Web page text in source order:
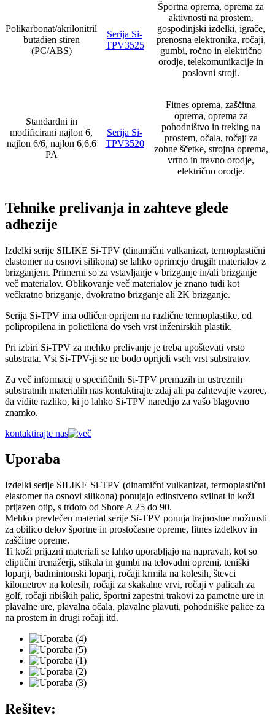
Polikarbonat/akrilonitril
butadien stiren
(PC/ABS)
Serija Si-
TPV3525
Športna oprema, oprema za
aktivnosti na prostem,
gospodinjski izdelki, igrače,
prenosna elektronika, ročaji,
gumbi, ročno in električno
orodje, telekomunikacije in
poslovni stroji.
Standardni in
modificirani najlon 6,
najlon 6/6, najlon 6,6,6
PA
Serija Si-
TPV3520
Fitnes oprema, zaščitna
oprema, oprema za
pohodništvo in treking na
prostem, očala, ročaji za
zobne ščetke, strojna oprema,
vrtno in travno orodje,
električno orodje.
Tehnike prelivanja in zahteve glede
adhezije
Izdelki serije SILIKE Si-TPV (dinamični vulkanizat, termoplastični
elastomer na osnovi silikona) se lahko oprimejo drugih materialov z
brizganjem. Primerni so za vstavljanje v brizganje in/ali brizganje
več materialov. Oblikovanje več materialov je znano tudi kot
večkratno brizganje, dvokratno brizganje ali 2K brizganje.
Serija Si-TPV ima odličen oprijem na različne termoplastike, od
polipropilena in polietilena do vseh vrst inženirskih plastik.
Pri izbiri Si-TPV za mehko prelivanje je treba upoštevati vrsto
substrata. Vsi Si-TPV-ji se ne bodo oprijeli vseh vrst substratov.
Za več informacij o specifičnih Si-TPV premazih in ustreznih
substratnih materialih nas kontaktirajte zdaj ali pa zahtevajte vzorec,
da vidite razliko, ki jo lahko Si-TPV naredijo za vašo blagovno
znamko.
kontaktirajte nas
Uporaba
Izdelki serije SILIKE Si-TPV (dinamični vulkanizat, termoplastični
elastomer na osnovi silikona) ponujajo edinstveno svilnat in koži
prijazen otip, s trdoto od Shore A 25 do 90.
Mehko prevlečen material serije Si-TPV ponuja trajnostne možnosti
za obilico delov športne in prostočasne opreme, fitnes izdelkov in
zaščitne opreme.
Ti koži prijazni materiali se lahko uporabljajo na napravah, kot so
eliptični trenažerji, stikala in gumbi na telovadni opremi, teniški
loparji, badmintonski loparji, ročaji krmila na kolesih, števci
kilometrov na kolesih, ročaji za skakalne vrvi, ročaji v palicah za
golf, ročaji ribiških palic, športni zapestni trakovi za pametne ure in
plavalne ure, plavalna očala, plavalne plavuti, pohodniške palice za
na prostem in drugi ročaji itd.
Rešitev: